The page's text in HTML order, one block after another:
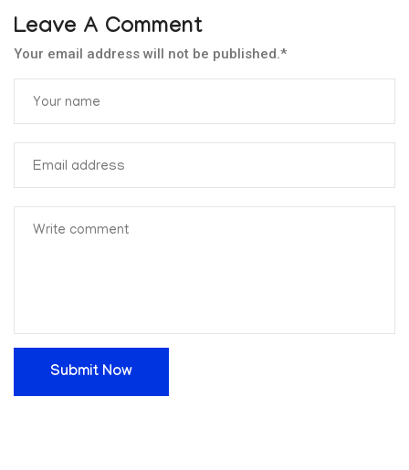
Leave A Comment
Your email address will not be published.*
Submit Now